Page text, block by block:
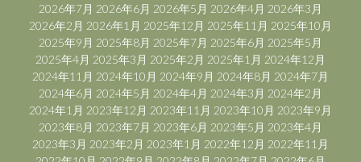
2026年7月 2026年6月 2026年5月 2026年4月 2026年3月
2026年2月 2026年1月 2025年12月 2025年11月 2025年10月
2025年9月 2025年8月 2025年7月 2025年6月 2025年5月
2025年4月 2025年3月 2025年2月 2025年1月 2024年12月
2024年11月 2024年10月 2024年9月 2024年8月 2024年7月
2024年6月 2024年5月 2024年4月 2024年3月 2024年2月
2024年1月 2023年12月 2023年11月 2023年10月 2023年9月
2023年8月 2023年7月 2023年6月 2023年5月 2023年4月
2023年3月 2023年2月 2023年1月 2022年12月 2022年11月